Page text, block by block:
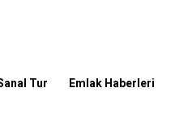
Tur Emlak Haberleri